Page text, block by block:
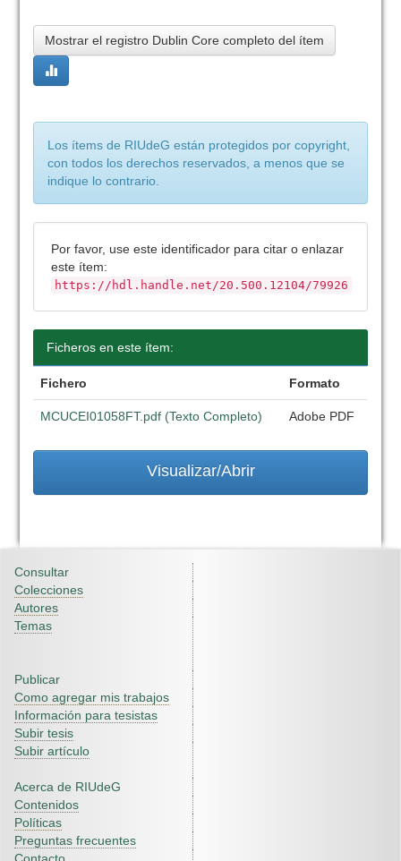
Mostrar el registro Dublin Core completo del ítem
Los ítems de RIUdeG están protegidos por copyright,
con todos los derechos reservados, a menos que se
indique lo contrario.
Por favor, use este identificador para citar o enlazar
este ítem:
https://hdl.handle.net/20.500.12104/79926
Ficheros en este ítem:
Fichero Formato
MCUCEI01058FT.pdf (Texto Completo) Adobe PDF
Visualizar/Abrir
Consultar
Colecciones
Autores
Temas
Publicar
Como agregar mis trabajos
Información para tesistas
Subir tesis
Subir artículo
Acerca de RIUdeG
Contenidos
Políticas
Preguntas frecuentes